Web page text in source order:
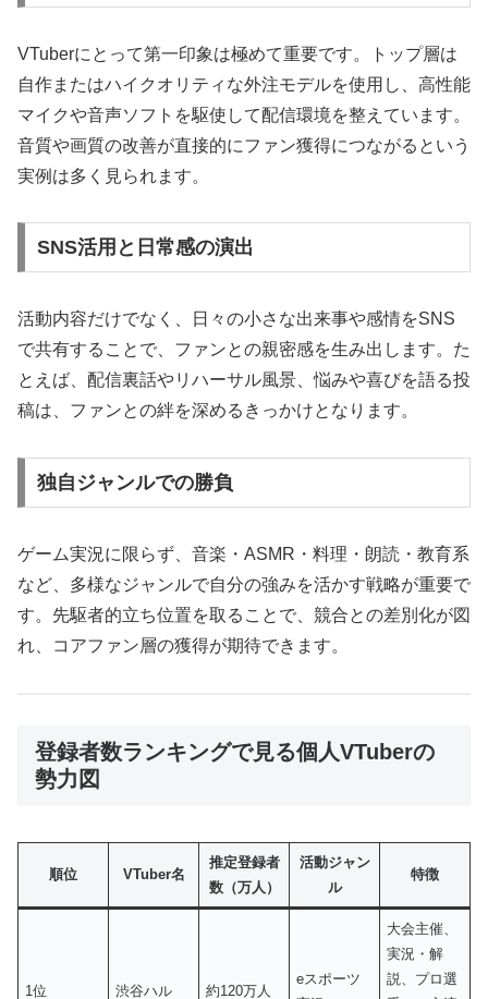
VTuberにとって第一印象は極めて重要です。トップ層は
自作またはハイクオリティな外注モデルを使用し、高性能
マイクや音声ソフトを駆使して配信環境を整えています。
音質や画質の改善が直接的にファン獲得につながるという
実例は多く見られます。
SNS活用と日常感の演出
活動内容だけでなく、日々の小さな出来事や感情をSNS
で共有することで、ファンとの親密感を生み出します。た
とえば、配信裏話やリハーサル風景、悩みや喜びを語る投
稿は、ファンとの絆を深めるきっかけとなります。
独自ジャンルでの勝負
ゲーム実況に限らず、音楽・ASMR・料理・朗読・教育系
など、多様なジャンルで自分の強みを活かす戦略が重要で
す。先駆者的立ち位置を取ることで、競合との差別化が図
れ、コアファン層の獲得が期待できます。
登録者数ランキングで見る個人VTuberの
勢力図
順位 VTuber名
推定登録者
数（万人）
活動ジャン
ル
特徴
1位 渋谷ハル 約120万人
eスポーツ
大会主催、
実況・解
説、プロ選